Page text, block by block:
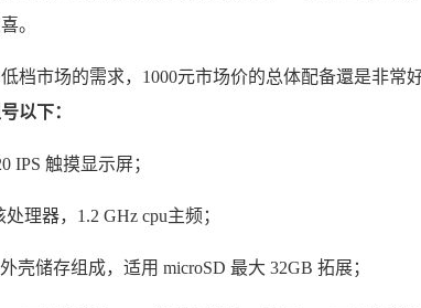
。
档市场的需求，1000元市场价的总体配备還是非常好
以下：
IPS 触摸显示屏；
理器，1.2 GHz cpu主频；
壳储存组成，适用 microSD 最大 32GB 拓展；